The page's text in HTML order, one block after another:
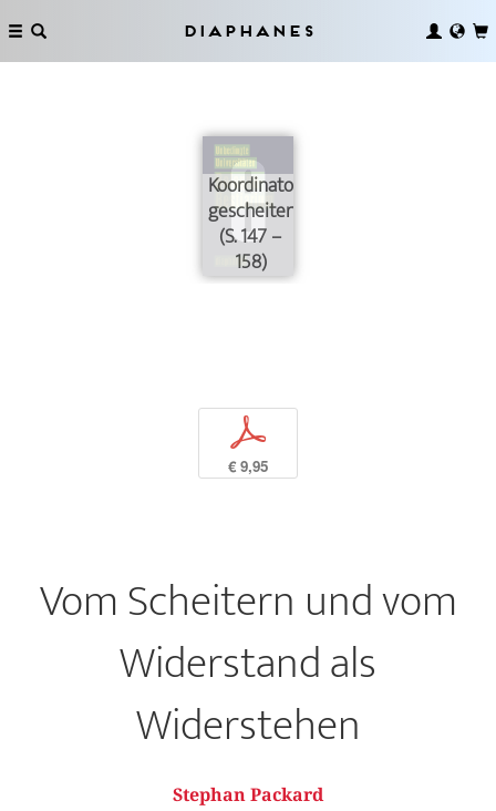
Diaphanes
Koordinator/in,
gescheitert
(S. 147 –
158)
p
€ 9,95
Vom Scheitern und vom
Widerstand als
Widerstehen
Stephan Packard